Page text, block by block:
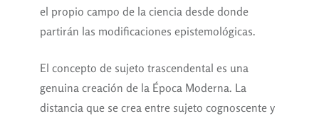
el propio campo de la ciencia desde donde
partirán las modificaciones epistemológicas.
El concepto de sujeto trascendental es una
genuina creación de la Época Moderna. La
distancia que se crea entre sujeto cognoscente y